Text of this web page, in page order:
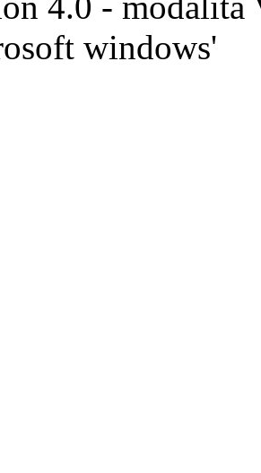
windows'